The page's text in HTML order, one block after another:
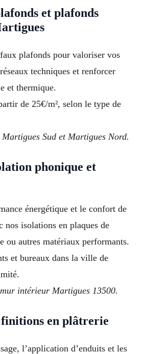
et plafonds
plafonds pour valoriser vos
techniques et renforcer
et thermique.
de 25€/m², selon le type de
Sud et Martigues Nord.
phonique et
énergétique et le confort de
nos isolations en plaques de
ou autres matériaux performants.
et bureaux dans la ville de
intérieur Martigues 13500.
en plâtrerie
l’application d’enduits et les